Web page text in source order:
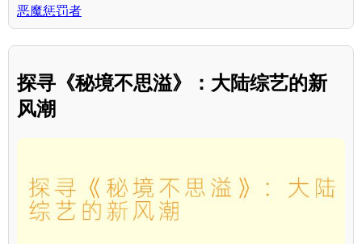
恶魔惩罚者
探寻《秘境不思溢》：大陆综艺的新
风潮